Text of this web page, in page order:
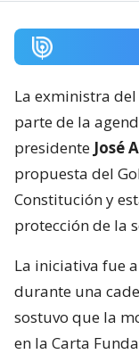
La exministra
parte de la
presidente José
propuesta del
Constitución y
protección de la
La iniciativa fue
durante una
sostuvo que la
en la Carta